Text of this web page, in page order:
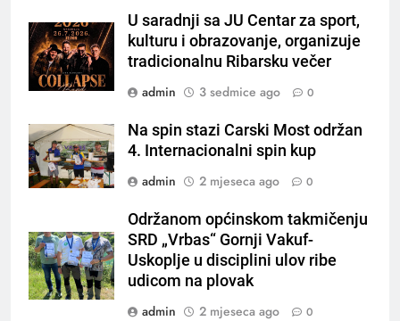
U saradnji sa JU Centar za sport,
kulturu i obrazovanje, organizuje
tradicionalnu Ribarsku večer
admin
3 sedmice ago 0
Na spin stazi Carski Most održan
4. Internacionalni spin kup
admin
2 mjeseca ago 0
Održanom općinskom takmičenju
SRD „Vrbas“ Gornji Vakuf-
Uskoplje u disciplini ulov ribe
udicom na plovak
admin
2 mjeseca ago 0